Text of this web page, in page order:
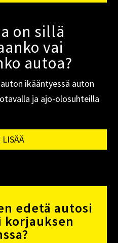
on sillä
vai
autoa?
ikääntyessä auton
ja ajo-olosuhteilla
LISÄÄ
edetä autosi